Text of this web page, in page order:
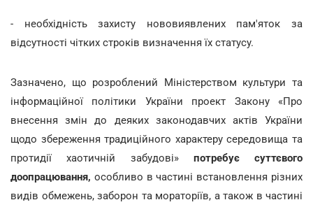
- необхідність захисту нововиявлених пам'яток за
відсутності чітких строків визначення їх статусу.
Зазначено, що розроблений Міністерством культури та
інформаційної політики України проект Закону «Про
внесення змін до деяких законодавчих актів України
щодо збереження традиційного характеру середовища та
протидії хаотичній забудові»потребує суттєвого
доопрацювання, особливо в частині встановлення різних
видів обмежень, заборон та мораторіїв, а також в частині